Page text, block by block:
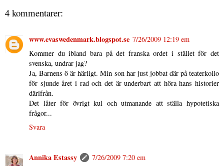
4 kommentarer:
www.evaswedenmark.blogspot.se 7/26/2009 12:19 em
Kommer du ibland bara på det franska ordet i stället för det
svenska, undrar jag?
Ja, Barnens ö är härligt. Min son har just jobbat där på teaterkollo
för sjunde året i rad och det är underbart att höra hans historier
därifrån.
Det låter för övrigt kul och utmanande att ställa hypotetiska
frågor...
Svara
Annika Estassy
7/26/2009 7:20 em